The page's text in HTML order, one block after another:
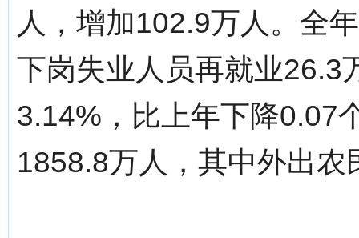
人，增加102.9万人。全
下岗失业人员再就业26.3
3.14%，比上年下降0.07
1858.8万人，其中外出农